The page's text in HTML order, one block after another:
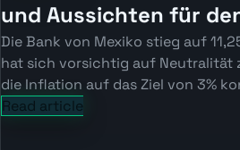
und Aussichten für
Die Bank von Mexiko stieg auf
hat sich vorsichtig auf Neutralität
die Inflation auf das Ziel von 3%
Read article